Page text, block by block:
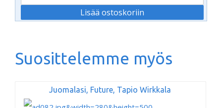
Suosittelemme myös
Juomalasi, Future, Tapio Wirkkala